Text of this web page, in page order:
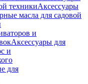
техникиАксессуары
масла для садовой
и
Аксессуары для
и
для